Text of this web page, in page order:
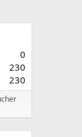
0
230
230